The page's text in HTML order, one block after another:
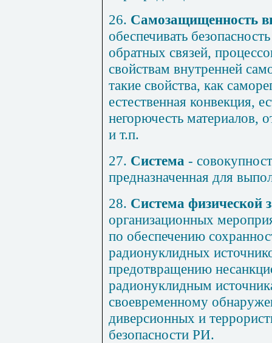
26. Самозащищенность
обеспечивать
обратных связей,
свойствам внутренней
такие свойства, как
естественная конвекция,
негорючесть материалов,
и т.п.
27. Система -
предназначенная для
28. Система
организационных
по обеспечению
радионуклидных
предотвращению
радионуклидным
своевременному
диверсионных и
безопасности РИ.